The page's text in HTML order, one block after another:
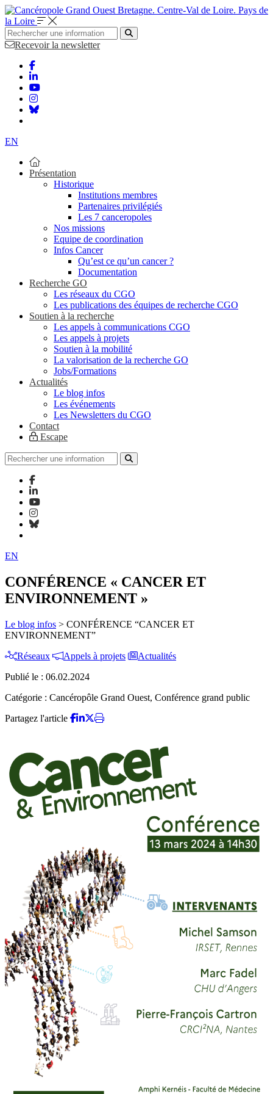
Bretagne. Centre-Val de Loire. Pays de
la Loire
Recevoir la newsletter
EN
Présentation
Historique
Institutions membres
Partenaires privilégiés
Les 7 canceropoles
Nos missions
Equipe de coordination
Infos Cancer
Qu’est ce qu’un cancer ?
Documentation
Recherche GO
Les réseaux du CGO
Les publications des équipes de recherche CGO
Soutien à la recherche
Les appels à communications CGO
Les appels à projets
Soutien à la mobilité
La valorisation de la recherche GO
Jobs/Formations
Actualités
Le blog infos
Les événements
Les Newsletters du CGO
Contact
Escape
EN
CONFÉRENCE « CANCER ET
ENVIRONNEMENT »
Le blog infos > CONFÉRENCE “CANCER ET
ENVIRONNEMENT”
Réseaux
Appels à projets
Actualités
Publié le : 06.02.2024
Catégorie : Cancéropôle Grand Ouest, Conférence grand public
Partagez l'article